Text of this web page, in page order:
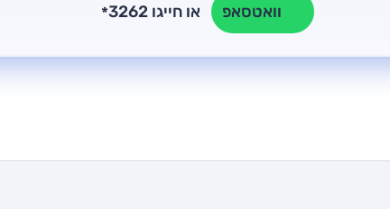
וואטסאפ * או חייגו 3262